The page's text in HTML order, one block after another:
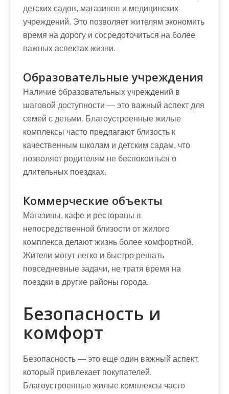
детских садов, магазинов и медицинских
учреждений. Это позволяет жителям экономить
время на дорогу и сосредоточиться на более
важных аспектах жизни.
Образовательные учреждения
Наличие образовательных учреждений в
шаговой доступности — это важный аспект для
семей с детьми. Благоустроенные жилые
комплексы часто предлагают близость к
качественным школам и детским садам, что
позволяет родителям не беспокоиться о
длительных поездках.
Коммерческие объекты
Магазины, кафе и рестораны в
непосредственной близости от жилого
комплекса делают жизнь более комфортной.
Жители могут легко и быстро решать
повседневные задачи, не тратя время на
поездки в другие районы города.
Безопасность и
комфорт
Безопасность — это еще один важный аспект,
который привлекает покупателей.
Благоустроенные жилые комплексы часто